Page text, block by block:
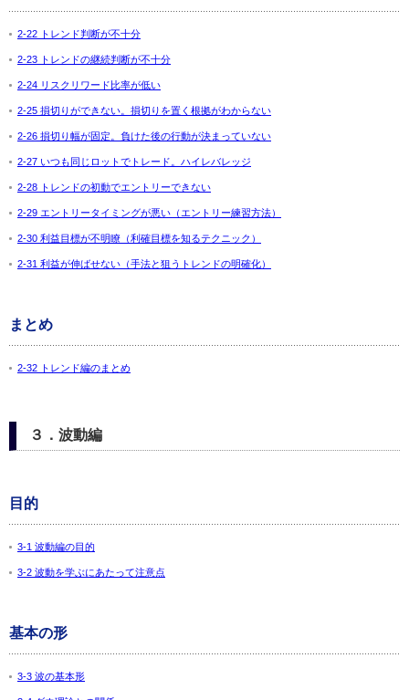
2-22 トレンド判断が不十分
2-23 トレンドの継続判断が不十分
2-24 リスクリワード比率が低い
2-25 損切りができない。損切りを置く根拠がわからない
2-26 損切り幅が固定。負けた後の行動が決まっていない
2-27 いつも同じロットでトレード。ハイレバレッジ
2-28 トレンドの初動でエントリーできない
2-29 エントリータイミングが悪い（エントリー練習方法）
2-30 利益目標が不明瞭（利確目標を知るテクニック）
2-31 利益が伸ばせない（手法と狙うトレンドの明確化）
まとめ
2-32 トレンド編のまとめ
３．波動編
目的
3-1 波動編の目的
3-2 波動を学ぶにあたって注意点
基本の形
3-3 波の基本形